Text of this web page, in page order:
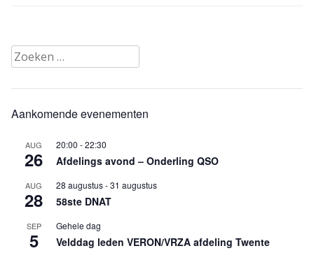
Zoeken
naar:
Aankomende evenementen
AUG
26
20:00 -22:30
Afdelings avond – Onderling QSO
AUG
28
28 augustus-31 augustus
58ste DNAT
SEP
5
Gehele dag
Velddag leden VERON/VRZA afdeling Twente